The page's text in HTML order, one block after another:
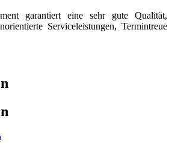
garantiert eine sehr gute Qualität,
Serviceleistungen, Termintreue